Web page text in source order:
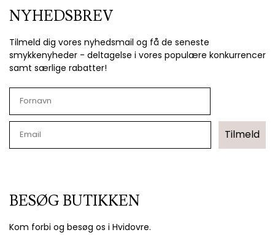
NYHEDSBREV
Tilmeld dig vores nyhedsmail og få de seneste
smykkenyheder - deltagelse i vores populære konkurrencer
samt særlige rabatter!
Tilmeld
BESØG BUTIKKEN
Kom forbi og besøg os i Hvidovre.